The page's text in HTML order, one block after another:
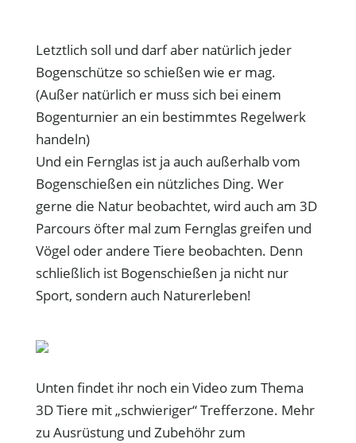
Letztlich soll und darf aber natürlich jeder
Bogenschütze so schießen wie er mag.
(Außer natürlich er muss sich bei einem
Bogenturnier an ein bestimmtes Regelwerk
handeln)
Und ein Fernglas ist ja auch außerhalb vom
Bogenschießen ein nützliches Ding. Wer
gerne die Natur beobachtet, wird auch am 3D
Parcours öfter mal zum Fernglas greifen und
Vögel oder andere Tiere beobachten. Denn
schließlich ist Bogenschießen ja nicht nur
Sport, sondern auch Naturerleben!
Unten findet ihr noch ein Video zum Thema
3D Tiere mit „schwieriger“ Trefferzone. Mehr
zu Ausrüstung und Zubehöhr zum